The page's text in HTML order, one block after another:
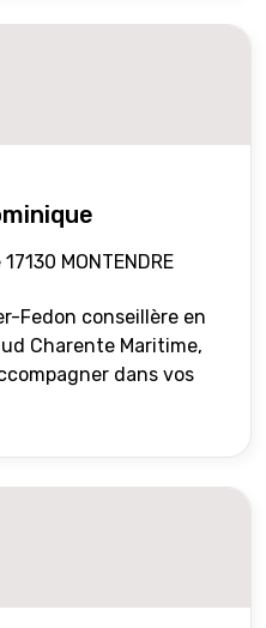
MONTENDRE
Fedon conseillère en
Charente Maritime,
dans vos